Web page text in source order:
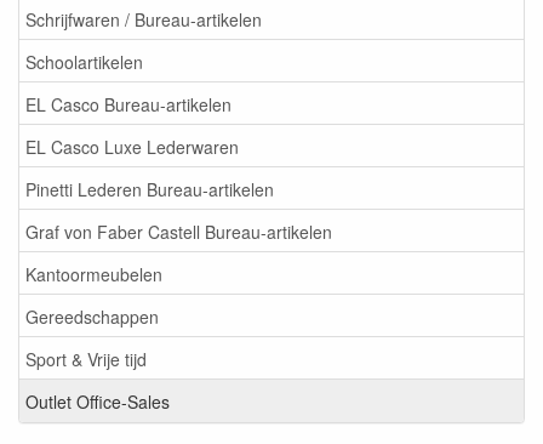
Schrijfwaren / Bureau-artikelen
Schoolartikelen
EL Casco Bureau-artikelen
EL Casco Luxe Lederwaren
Pinetti Lederen Bureau-artikelen
Graf von Faber Castell Bureau-artikelen
Kantoormeubelen
Gereedschappen
Sport & Vrije tijd
Outlet Office-Sales